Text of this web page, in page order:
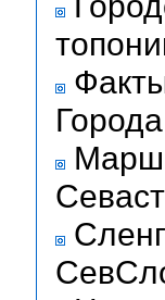
Города